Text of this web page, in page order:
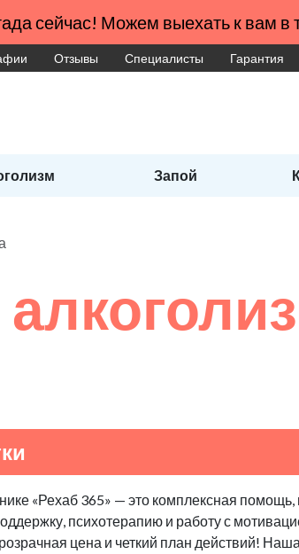
сейчас! Можем выехать к вам в
Отзывы Специалисты Гарантия
Запой
«Рехаб 365» — это комплексная
психотерапию и работу с
цена и четкий план действий! Наша